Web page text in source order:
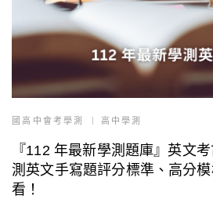
國高中會考學測 高中學測
『112 年最新學測題庫』英文
測英文手寫題評分標準、高分
看！